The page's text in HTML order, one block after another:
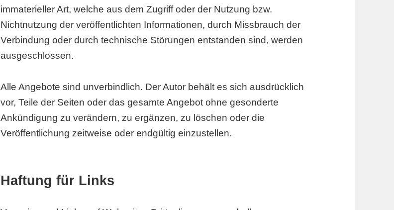
immaterieller Art, welche aus dem Zugriff oder der Nutzung bzw.
Nichtnutzung der veröffentlichten Informationen, durch Missbrauch der
Verbindung oder durch technische Störungen entstanden sind, werden
ausgeschlossen.
Alle Angebote sind unverbindlich. Der Autor behält es sich ausdrücklich
vor, Teile der Seiten oder das gesamte Angebot ohne gesonderte
Ankündigung zu verändern, zu ergänzen, zu löschen oder die
Veröffentlichung zeitweise oder endgültig einzustellen.
Haftung für Links